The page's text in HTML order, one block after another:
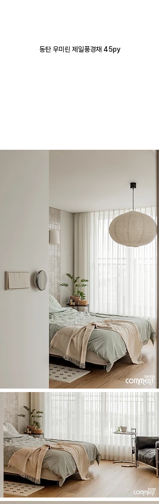
동탄 우미린 제일풍경채 45py